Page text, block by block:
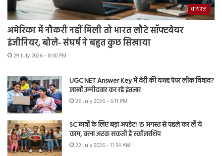
वायरल
अमेरिका में नौकरी नहीं मिली तो भारत लौटे सॉफ्टवेयर
इंजीनियर, बोले- संघर्ष ने बहुत कुछ सिखाया
29 July 2026 - 8:00 PM
UGC NET Answer Key में देरी की वजह पेपर लीक विवाद?
लाखों उम्मीदवार कर रहे इंतजार
26 July 2026 - 6:11 PM
SC छात्रों के लिए बड़ा अपडेट! 15 अगस्त से पहले कर लें ये
काम, वरना अटक सकती है स्कॉलरशिप
22 July 2026 - 11:54 AM